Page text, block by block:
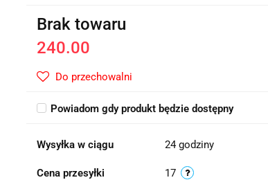
Brak towaru
240.00
Do przechowalni
Powiadom gdy produkt będzie dostępny
Wysyłka w ciągu 24 godziny
Cena przesyłki 17